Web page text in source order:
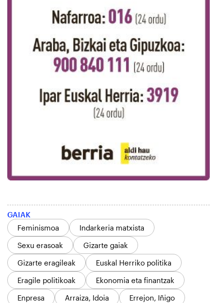
GAIAK
Feminismoa
Indarkeria matxista
Sexu erasoak
Gizarte gaiak
Gizarte eragileak
Euskal Herriko politika
Eragile politikoak
Ekonomia eta finantzak
Enpresa
Arraiza, Idoia Errejon, Iñigo